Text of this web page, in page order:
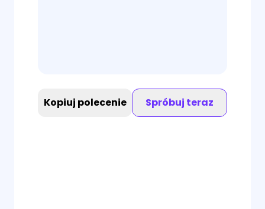
Kopiuj polecenie Spróbuj teraz